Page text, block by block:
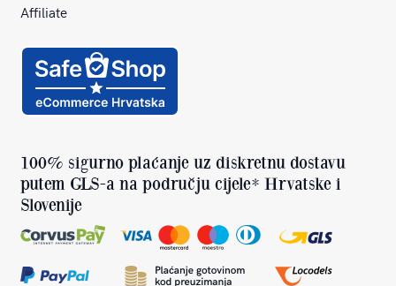
Affiliate
100% sigurno plaćanje uz diskretnu dostavu
putem GLS-a na području cijele* Hrvatske i
Slovenije